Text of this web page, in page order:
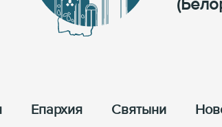
Епархия Cвятыни